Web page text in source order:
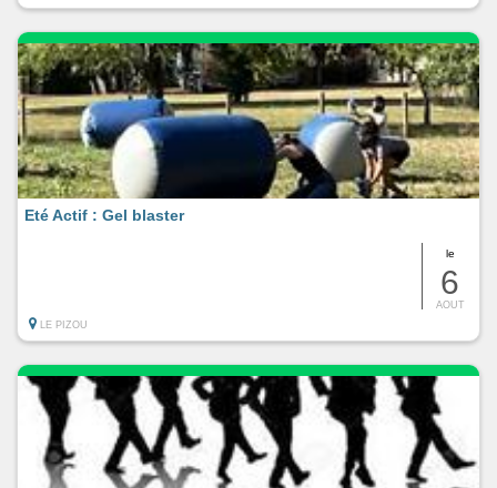
le
6
AOUT
Eté Actif : Gel blaster
LE PIZOU